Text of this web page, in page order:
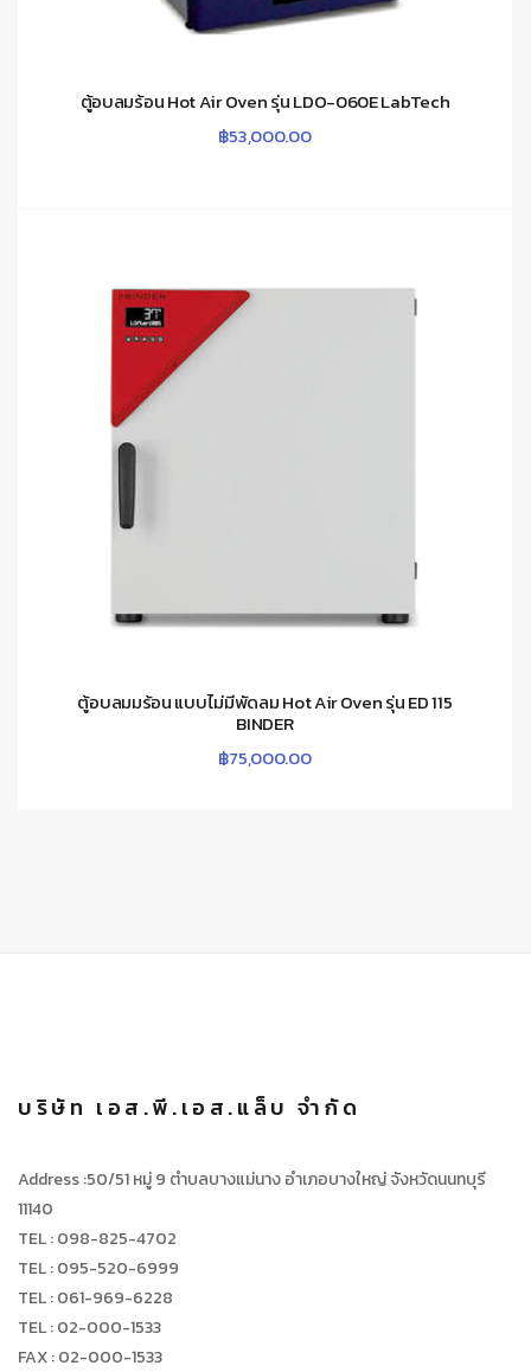
ตู้อบลมร้อน Hot Air Oven รุ่น LDO-060E LabTech
฿53,000.00
ตู้อบลมมร้อน แบบไม่มีพัดลม Hot Air Oven รุ่น ED 115
BINDER
฿75,000.00
บริษัท เอส.พี.เอส.แล็บ จำกัด
Address :50/51 หมู่ 9 ตำบลบางแม่นาง อำเภอบางใหญ่ จังหวัดนนทบุรี
11140
TEL : 098-825-4702
TEL : 095-520-6999
TEL : 061-969-6228
TEL : 02-000-1533
FAX : 02-000-1533